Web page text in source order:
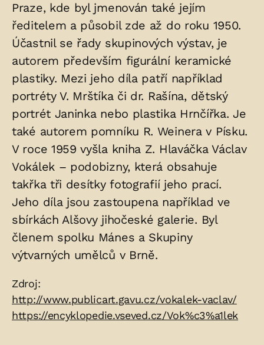
Praze, kde byl jmenován také jejím
ředitelem a působil zde až do roku 1950.
Účastnil se řady skupinových výstav, je
autorem především figurální keramické
plastiky. Mezi jeho díla patří například
portréty V. Mrštíka či dr. Rašína, dětský
portrét Janinka nebo plastika Hrnčířka. Je
také autorem pomníku R. Weinera v Písku.
V roce 1959 vyšla kniha Z. Hlaváčka Václav
Vokálek – podobizny, která obsahuje
takřka tři desítky fotografií jeho prací.
Jeho díla jsou zastoupena například ve
sbírkách Alšovy jihočeské galerie. Byl
členem spolku Mánes a Skupiny
výtvarných umělců v Brně.
Zdroje:
Zdroj:
http://www.publicart.gavu.cz/vokalek-vaclav/
https://encyklopedie.vseved.cz/Vok%c3%a1lek